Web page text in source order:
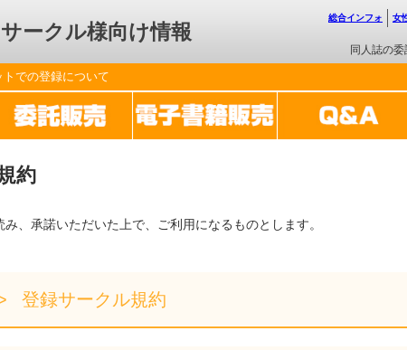
サークル様向け情報
同人誌の委
総合インフォ 女
での登録について
約
、承諾いただいた上で、ご利用になるものとします。
登録サークル規約